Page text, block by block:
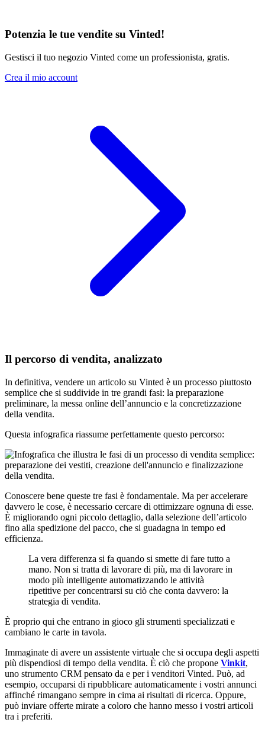
Potenzia le tue vendite su Vinted!
Gestisci il tuo negozio Vinted come un professionista, gratis.
Crea il mio account
Il percorso di vendita, analizzato
In definitiva, vendere un articolo su Vinted è un processo piuttosto
semplice che si suddivide in tre grandi fasi: la preparazione
preliminare, la messa online dell’annuncio e la concretizzazione
della vendita.
Questa infografica riassume perfettamente questo percorso:
Conoscere bene queste tre fasi è fondamentale. Ma per accelerare
davvero le cose, è necessario cercare di ottimizzare ognuna di esse.
È migliorando ogni piccolo dettaglio, dalla selezione dell’articolo
fino alla spedizione del pacco, che si guadagna in tempo ed
efficienza.
La vera differenza si fa quando si smette di fare tutto a
mano. Non si tratta di lavorare di più, ma di lavorare in
modo più intelligente automatizzando le attività
ripetitive per concentrarsi su ciò che conta davvero: la
strategia di vendita.
È proprio qui che entrano in gioco gli strumenti specializzati e
cambiano le carte in tavola.
Immaginate di avere un assistente virtuale che si occupa degli aspetti
più dispendiosi di tempo della vendita. È ciò che propone Vinkit,
uno strumento CRM pensato da e per i venditori Vinted. Può, ad
esempio, occuparsi di ripubblicare automaticamente i vostri annunci
affinché rimangano sempre in cima ai risultati di ricerca. Oppure,
può inviare offerte mirate a coloro che hanno messo i vostri articoli
tra i preferiti.